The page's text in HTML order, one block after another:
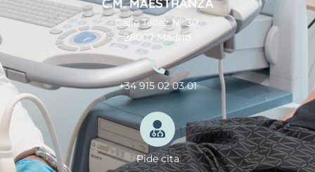
Calle Téllez Nº 30,
28007 Madrid
+34 915 02 03 01
Pide cita